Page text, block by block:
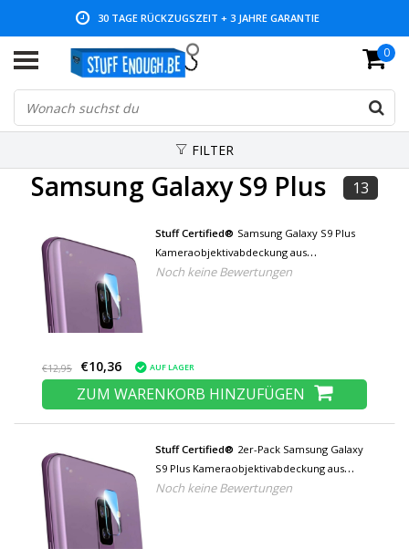
30 TAGE RÜCKZUGSZEIT + 3 JAHRE GARANTIE
NIEDRIGE PREISE UND GROSSE AUSWAHL 0
FILTER
Samsung Galaxy S9 Plus 13
Stuff Certified® Samsung Galaxy S9 Plus
Kameraobjektivabdeckung aus
gehärtetem Glas - stoßfester
Noch keine Bewertungen
€12,95 €10,36 AUF LAGER
ZUM WARENKORB HINZUFÜGEN
Stuff Certified® 2er-Pack Samsung Galaxy
S9 Plus Kameraobjektivabdeckung aus
gehärtetem Glas - Stoßfester
Noch keine Bewertungen